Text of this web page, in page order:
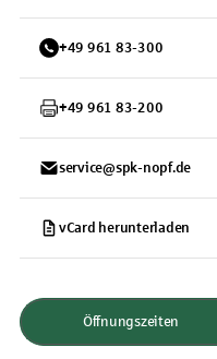
+49 961 83-300
+49 961 83-200
service@spk-nopf.de
vCard herunterladen
Öffnungszeiten